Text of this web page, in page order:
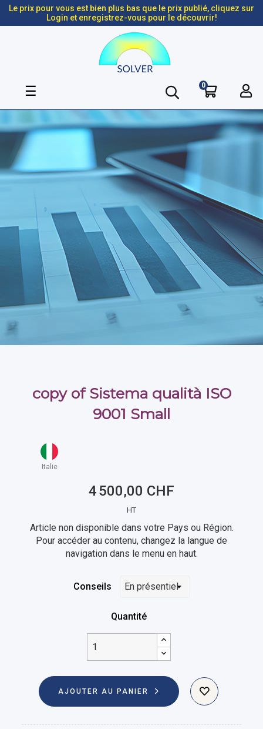
Le prix pour vous est bien plus bas que le prix publié, cliquez sur
Login et enregistrez-vous pour le découvrir!
Basculer
navigation
☰ 0
copy of Sistema qualità ISO
9001 Small
Italie
4 500,00 CHF
HT
Article non disponible dans votre Pays ou Région.
Pour accéder au contenu, changez la langue de
navigation dans le menu en haut.
Conseils
Quantité
AJOUTER AU PANIER